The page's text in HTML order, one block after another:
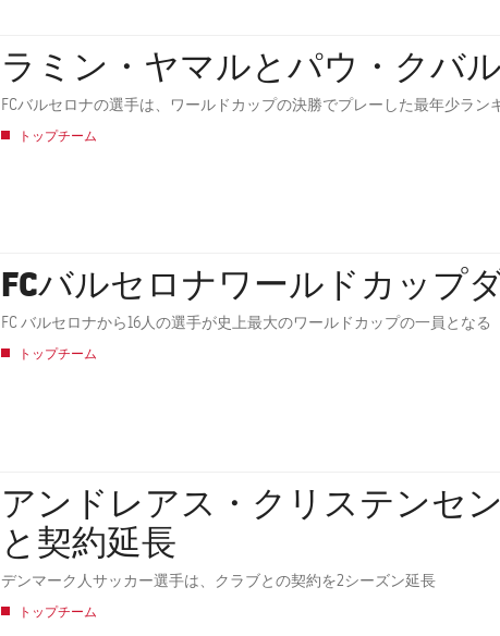
ラミン・ヤマルとパウ・クバ
FCバルセロナの選手は、ワールドカップの決勝でプレーした最年少ラン
トップチーム
FCバルセロナワールドカップ
トップチーム
アンドレアス・クリステンセ
と契約延長
デンマーク人サッカー選手は、クラブとの契約を2シーズン延長
トップチーム